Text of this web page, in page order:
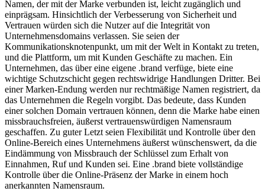
Namen, der mit der Marke verbunden ist, leicht zugänglich und
einprägsam. Hinsichtlich der Verbesserung von Sicherheit und
Vertrauen würden sich die Nutzer auf die Integrität von
Unternehmensdomains verlassen. Sie seien der
Kommunikationsknotenpunkt, um mit der Welt in Kontakt zu treten,
und die Plattform, um mit Kunden Geschäfte zu machen. Ein
Unternehmen, das über eine eigene .brand verfüge, biete eine
wichtige Schutzschicht gegen rechtswidrige Handlungen Dritter. Bei
einer Marken-Endung werden nur rechtmäßige Namen registriert, da
das Unternehmen die Regeln vorgibt. Das bedeute, dass Kunden
einer solchen Domain vertrauen können, denn die Marke habe einen
missbrauchsfreien, äußerst vertrauenswürdigen Namensraum
geschaffen. Zu guter Letzt seien Flexibilität und Kontrolle über den
Online-Bereich eines Unternehmens äußerst wünschenswert, da die
Eindämmung von Missbrauch der Schlüssel zum Erhalt von
Einnahmen, Ruf und Kunden sei. Eine .brand biete vollständige
Kontrolle über die Online-Präsenz der Marke in einem hoch
anerkannten Namensraum.